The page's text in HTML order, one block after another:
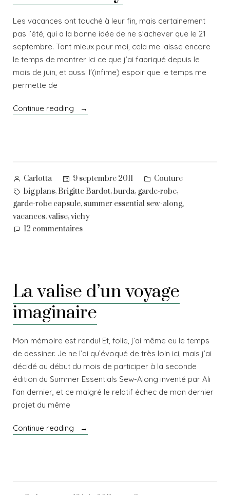
Les vacances ont touché à leur fin, mais certainement
pas l’été, qui a la bonne idée de ne s’achever que le 21
septembre. Tant mieux pour moi, cela me laisse encore
le temps de montrer ici ce que j’ai fabriqué depuis le
mois de juin, et aussi l'(infime) espoir que le temps me
permette de
Continue reading
« L’été
Posted
by
Carlotta 9 septembre 2011
Posted
in
Couture
Tags:
big plans, Brigitte Bardot,burda, garde-robe,
garde-robe capsule, summer essential sew-along,
vacances,valise,vichy
12 commentairessur
La valise d’un voyage
imaginaire
Mon mémoire est rendu! Et, folie, j’ai même eu le temps
de dessiner. Je ne l’ai qu’évoqué de très loin ici, mais j’ai
décidé au début du mois de participer à la seconde
édition du Summer Essentials Sew-Along inventé par Ali
l’an dernier, et ce malgré le relatif échec de mon dernier
projet du même
Continue reading
« La